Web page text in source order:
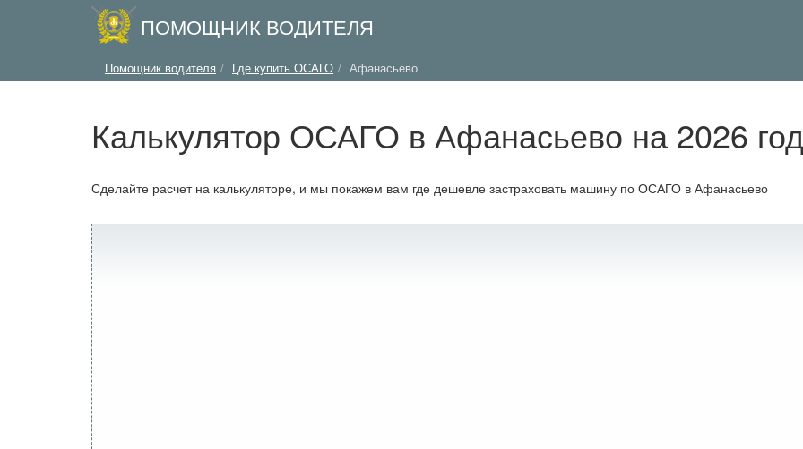
ПОМОЩНИК ВОДИТЕЛЯ
Помощник водителя Где купить ОСАГО Афанасьево
Калькулятор ОСАГО в Афанасьево на 2026
Сделайте расчет на калькуляторе, и мы покажем вам где дешевле застраховать машину по ОСАГО в Афанасьево